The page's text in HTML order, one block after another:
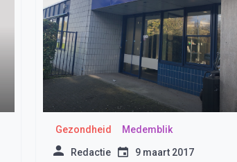
Gezondheid Medemblik
Redactie 9 maart 2017